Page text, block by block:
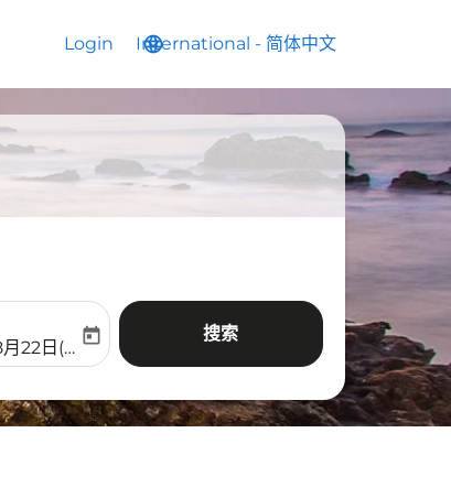
Login language
International - 简体中文
keyboard_arrow_down
return-date-aria-label
22日(周六)
today 搜索